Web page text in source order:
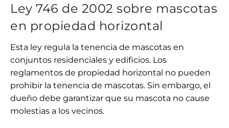
Ley 746 de 2002 sobre mascotas
en propiedad horizontal
Esta ley regula la tenencia de mascotas en
conjuntos residenciales y edificios. Los
reglamentos de propiedad horizontal no pueden
prohibir la tenencia de mascotas. Sin embargo, el
dueño debe garantizar que su mascota no cause
molestias a los vecinos.